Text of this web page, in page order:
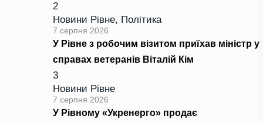
2
Новини Рівне, Політика
7 серпня 2026
У Рівне з робочим візитом приїхав міністр у
справах ветеранів Віталій Кім
3
Новини Рівне
7 серпня 2026
У Рівному «Укренерго» продає